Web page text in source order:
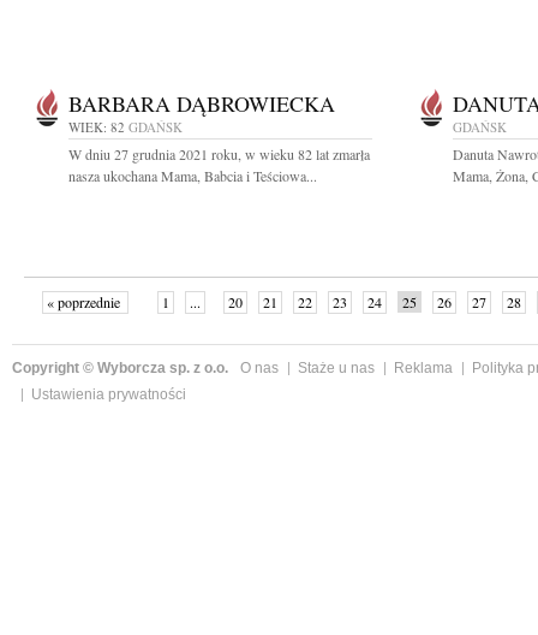
BARBARA DĄBROWIECKA
WIEK: 82 GDAŃSK
W dniu 27 grudnia 2021 roku, w wieku 82 lat zmarła
nasza ukochana Mama, Babcia i Teściowa...
GDAŃSK
Danuta
Mama, Żona,
« poprzednie 1 ... 20 21 22 23 24 25 26 27
28
Copyright © Wyborcza sp. z o.o. O nas Staże u nas Reklama
Polityka
Ustawienia prywatności